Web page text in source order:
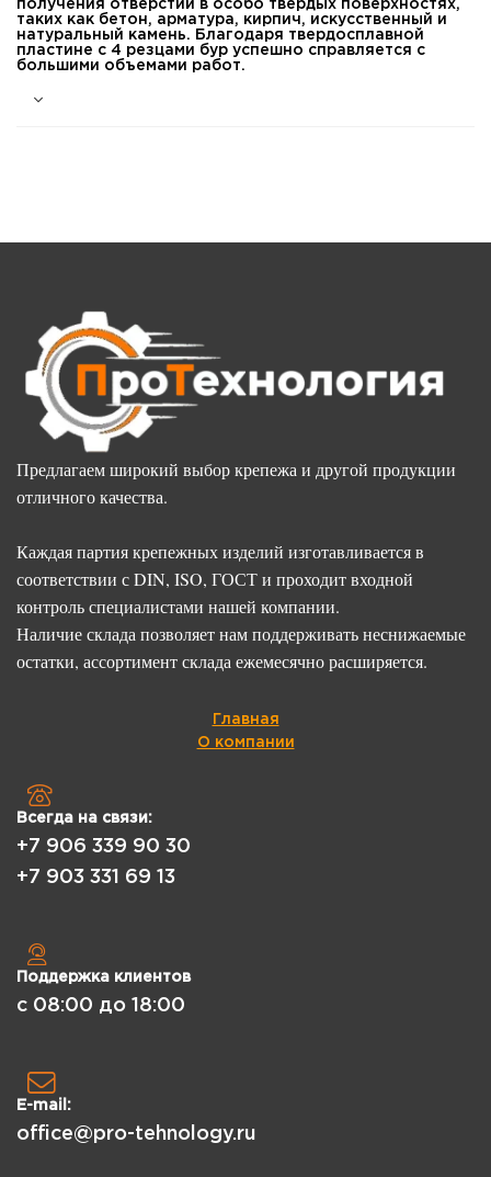
получения отверстий в особо твердых поверхностях,
таких как бетон, арматура, кирпич, искусственный и
натуральный камень. Благодаря твердосплавной
пластине с 4 резцами бур успешно справляется с
большими объемами работ.
Предлагаем широкий выбор крепежа и другой продукции
отличного качества.
Каждая партия крепежных изделий изготавливается в
соответствии с DIN, ISO, ГОСТ и проходит входной
контроль специалистами нашей компании.
Наличие склада позволяет нам поддерживать неснижаемые
остатки, ассортимент склада ежемесячно расширяется.
Главная
О компании
Всегда на связи:
+7 906 339 90 30
+7 903 331 69 13
Поддержка клиентов
с 08:00 до 18:00
E-mail:
office@pro-tehnology.ru